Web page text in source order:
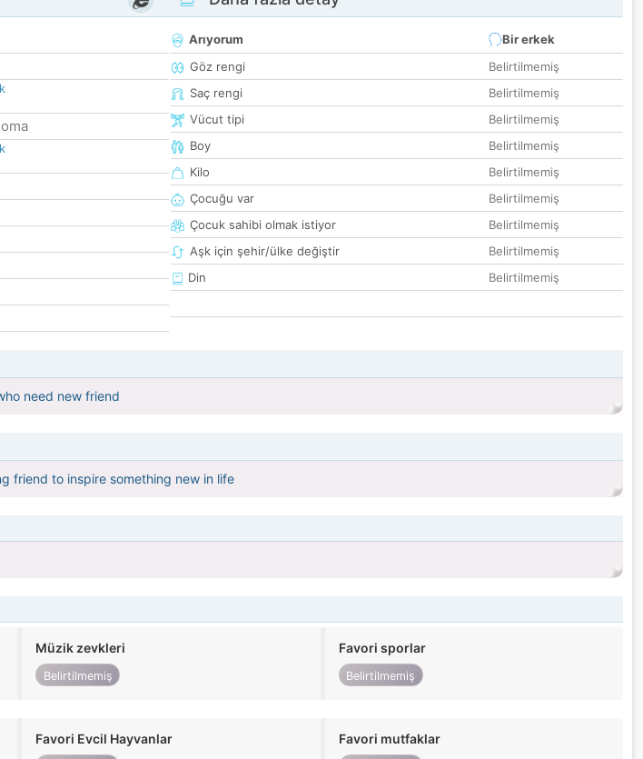
Arıyorum
Bir erkek
Göz rengi
Belirtilmemiş
Saç rengi
Belirtilmemiş
Vücut tipi
Belirtilmemiş
Boy
Belirtilmemiş
Kilo
Belirtilmemiş
Çocuğu var
Belirtilmemiş
Çocuk sahibi olmak istiyor
Belirtilmemiş
Aşk için şehir/ülke değiştir
Belirtilmemiş
Din
Belirtilmemiş
need new friend
friend to inspire something new in life
Müzik zevkleri
Belirtilmemiş
Favori sporlar
Belirtilmemiş
Favori Evcil Hayvanlar Favori mutfaklar